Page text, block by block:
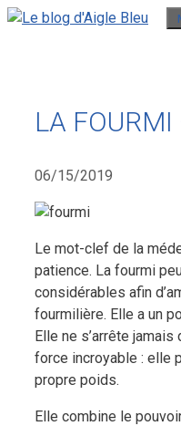
Aller
LA
06/15/2019
Le mot-clef de la
patience. La fourmi
considérables afin
fourmilière. Elle a un
Elle ne s’arrête
force incroyable : elle
propre poids.
Elle combine le